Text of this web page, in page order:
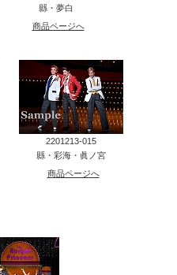
縣・夢白
商品ページへ
2201213-015
縣・彩海・眞ノ宮
商品ページへ